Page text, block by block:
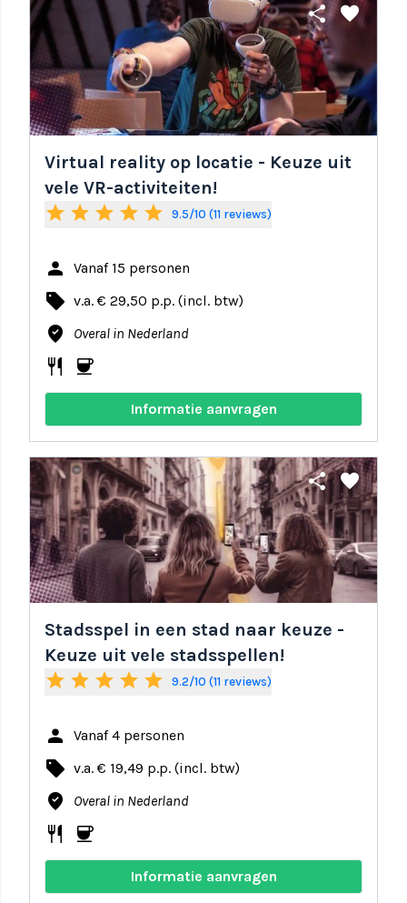
share favorite
Virtual reality op locatie - Keuze uit
vele VR-activiteiten!
star star star star star 9.5/10 (11 reviews)
person Vanaf 15 personen
local_offer v.a. € 29,50 p.p. (incl. btw)
where_to_vote Overal in Nederland
restaurant coffee
Informatie aanvragen
share favorite
Stadsspel in een stad naar keuze -
Keuze uit vele stadsspellen!
star star star star star 9.2/10 (11 reviews)
person Vanaf 4 personen
local_offer v.a. € 19,49 p.p. (incl. btw)
where_to_vote Overal in Nederland
restaurant coffee
Informatie aanvragen